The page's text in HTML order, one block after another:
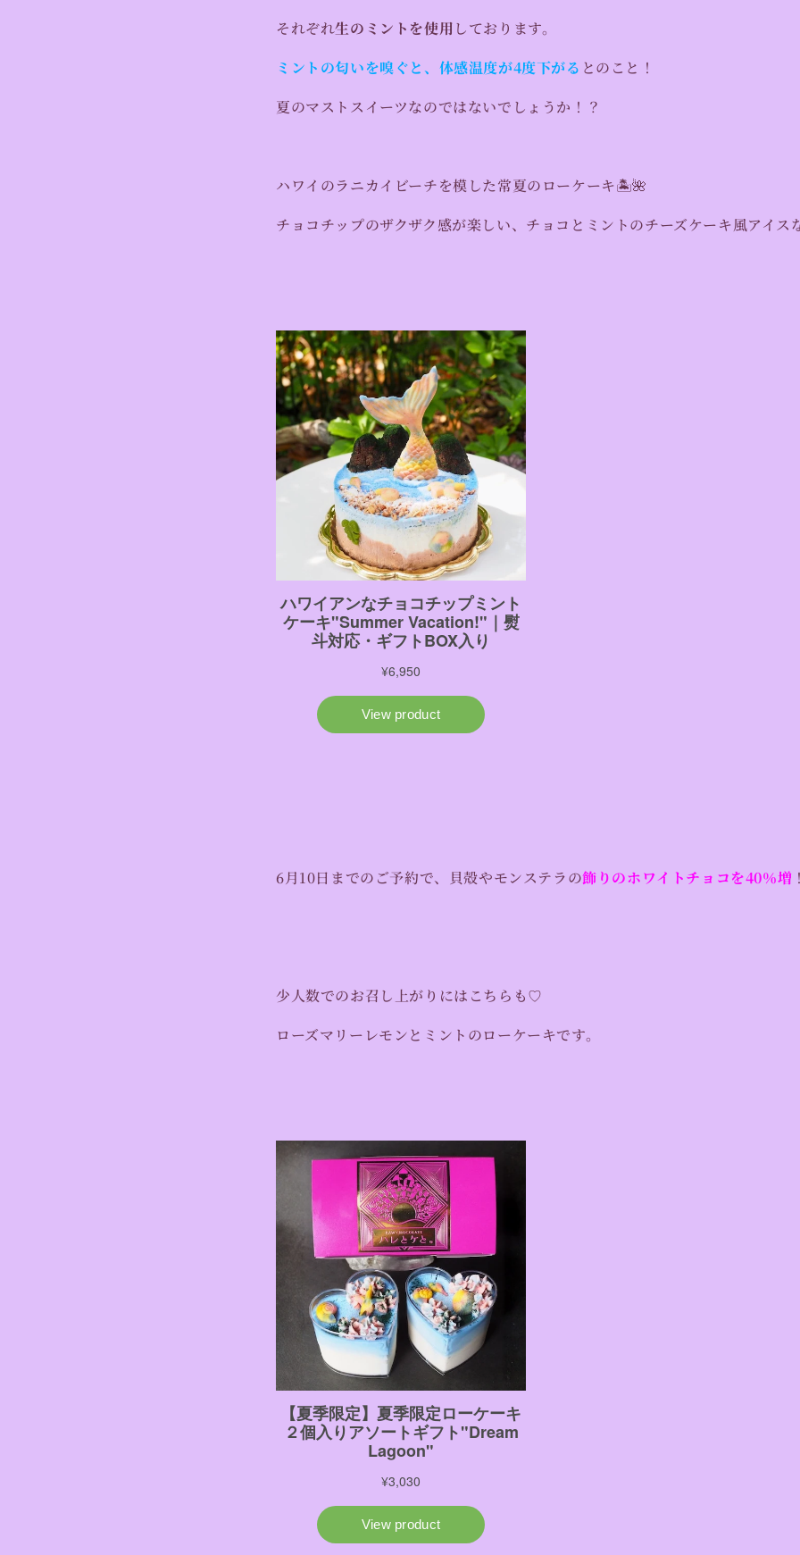
それぞれ生のミントを使用しております。
ミントの匂いを嗅ぐと、体感温度が4度下がる とのこと！
夏のマストスイーツなのではないでしょうか！？
ハワイのラニカイビーチを模した常夏のローケーキ🏝️🌺
チョコチップのザクザク感が楽しい、チョコとミントのチーズケーキ風アイス
6月10日までのご予約で、貝殻やモンステラの飾りのホワイトチョコを40％増
少人数でのお召し上がりにはこちらも♡
ローズマリーレモンとミントのローケーキです。